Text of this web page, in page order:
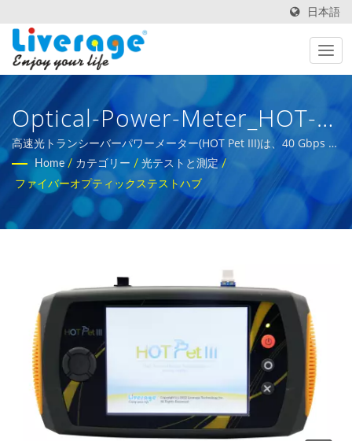
日本語
Optical-Power-Meter_HOT-
Pet_III | グローバル通信ネッ
トワークのためのSPFおよび
QSPFモジュール
高速光トランシーバーパワーメーター(HOT Pet III)は、40 Gbps ~
1.6 Tの光ネットワークパワーメーター用に設計されています。 |
5Gインフラ開発のためのファイバーオプティックテストツール
Home / カテゴリー / 光テストと測定 /
ファイバーオプティックステストハブ